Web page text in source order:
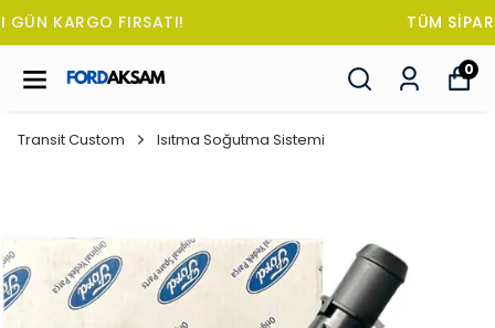
TÜM SİPARİŞLERDE OTO KOKUSU HEDİYE!
0
Transit Custom Isıtma Soğutma Sistemi